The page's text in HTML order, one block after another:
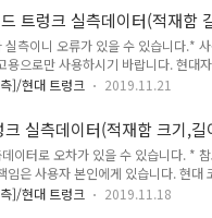
전조등(변환빔)-A타입 : H7, 55W
21W번호판등 : W5W, 5W * 출처
트렁크 실측데이터(적재함
즈)
실측이니 오류가 있을 수 있습니다.*
용으로만 사용하시기 바랍니다. 현대
리세이드 입니다.이제 도로에서 상당
차환경도 있겠지만낚시를 좋아하셔서
물 적재의 목적도 있으실겁니다. 이번
열이 2개의 시트만 있는 7인승 모델이
께는 2열이 3석으로 되있는 8인승 모
. 이날 팰리세이드, 싼타페, 코나, 베뉴
]/현대 트렁크 2019.11.21
실측데이터(적재함 크기,길
즈)이터로 오차가 있을 수 있습니다. *
임은 사용자 본인에게 있습니다. 현대
적재함 크기,길이,높이,깊이,사이즈) 현
]/현대 트렁크 2019.11.18